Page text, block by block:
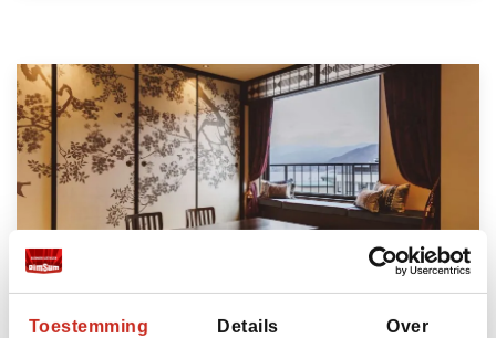
Toestemming Details Over